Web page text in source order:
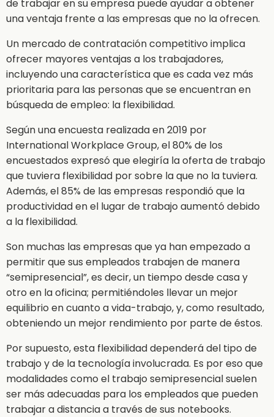
de trabajar en su empresa puede ayudar a obtener
una ventaja frente a las empresas que no la ofrecen.
Un mercado de contratación competitivo implica
ofrecer mayores ventajas a los trabajadores,
incluyendo una característica que es cada vez más
prioritaria para las personas que se encuentran en
búsqueda de empleo: la flexibilidad.
Según una encuesta realizada en 2019 por
International Workplace Group, el 80% de los
encuestados expresó que elegiría la oferta de trabajo
que tuviera flexibilidad por sobre la que no la tuviera.
Además, el 85% de las empresas respondió que la
productividad en el lugar de trabajo aumentó debido
a la flexibilidad.
Son muchas las empresas que ya han empezado a
permitir que sus empleados trabajen de manera
“semipresencial”, es decir, un tiempo desde casa y
otro en la oficina; permitiéndoles llevar un mejor
equilibrio en cuanto a vida-trabajo, y, como resultado,
obteniendo un mejor rendimiento por parte de éstos.
Por supuesto, esta flexibilidad dependerá del tipo de
trabajo y de la tecnología involucrada. Es por eso que
modalidades como el trabajo semipresencial suelen
ser más adecuadas para los empleados que pueden
trabajar a distancia a través de sus notebooks.